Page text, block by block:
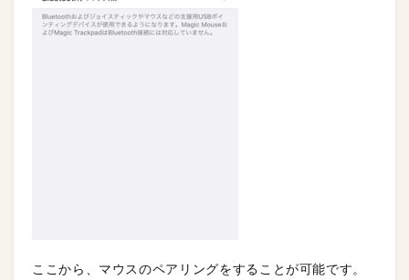
ここから、マウスのペアリングをすることが可能です。